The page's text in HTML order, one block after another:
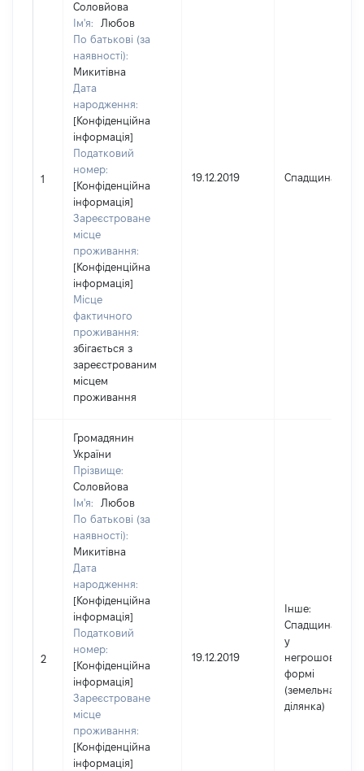
1
Соловйова
Ім'я:
Любов
По батькові (за
наявності):
Микитівна
Дата
народження:
[Конфіденційна
інформація]
Податковий
номер:
[Конфіденційна
інформація]
Зареєстроване
місце
проживання:
[Конфіденційна
інформація]
Місце
фактичного
проживання:
збігається з
зареєстрованим
місцем
проживання
19.12.2019 Спадщина
2
Громадянин
України
Прізвище:
Соловйова
Ім'я:
Любов
По батькові (за
наявності):
Микитівна
Дата
народження:
[Конфіденційна
інформація]
Податковий
номер:
[Конфіденційна
інформація]
Зареєстроване
місце
проживання:
[Конфіденційна
інформація]
19.12.2019
Інше:
Спадщина
у
негрошовій
формі
(земельна
ділянка)